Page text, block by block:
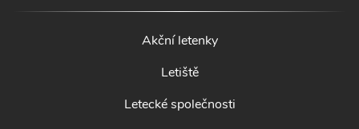
Akční letenky
Letiště
Letecké společnosti